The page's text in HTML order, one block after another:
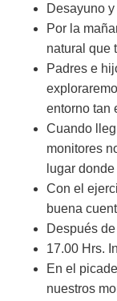
Desayuno
Por la
natural que
Padres e
entorno tan
Cuando
monitores
lugar
Con el
buena
Después
17.00 Hrs.
En el
nuestros